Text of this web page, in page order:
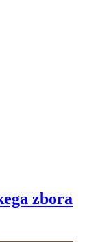
zbora